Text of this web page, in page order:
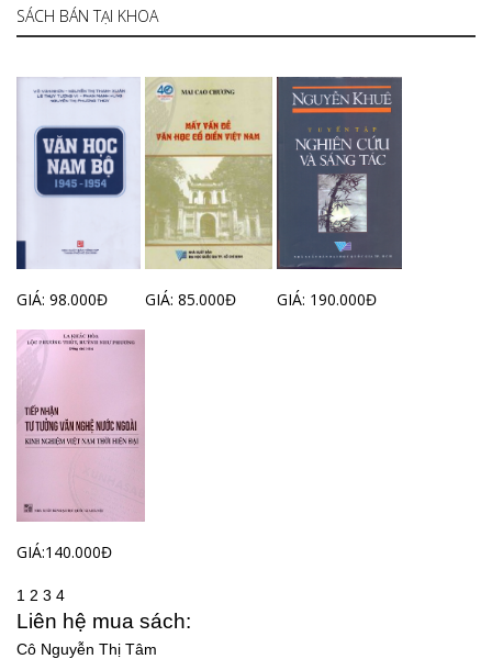
SÁCH BÁN TẠI KHOA
GIÁ: 98.000Đ GIÁ: 85.000Đ GIÁ: 190.000Đ
GIÁ:140.000Đ
1 2 3 4
Liên hệ mua sách:
Cô Nguyễn Thị Tâm